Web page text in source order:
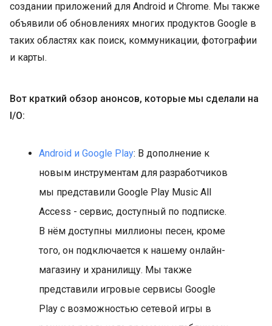
создании приложений для Android и Chrome. Мы также
объявили об обновлениях многих продуктов Google в
таких областях как поиск, коммуникации, фотографии
и карты.
Вот краткий обзор анонсов, которые мы сделали на
I/O:
Android и Google Play: В дополнение к
новым инструментам для разработчиков
мы представили Google Play Music All
Access - сервис, доступный по подписке.
В нём доступны миллионы песен, кроме
того, он подключается к нашему онлайн-
магазину и хранилищу. Мы также
представили игровые сервисы Google
Play с возможностью сетевой игры в